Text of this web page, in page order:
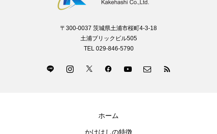
〒300-0037 茨城県土浦市桜町4-3-18
土浦ブリックビル505
TEL 029-846-5790
ホーム
かけはしの特徴